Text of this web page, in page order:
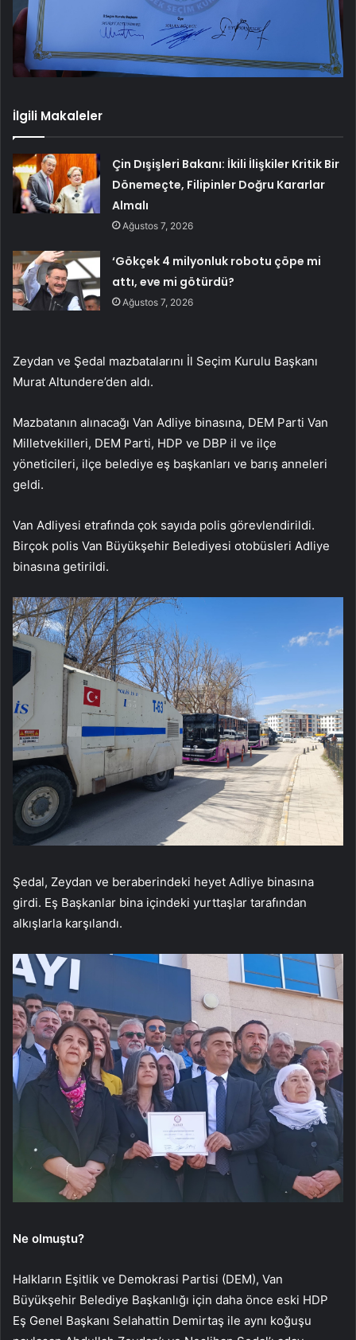
İlgili Makaleler
Çin Dışişleri Bakanı: İkili İlişkiler Kritik Bir
Dönemeçte, Filipinler Doğru Kararlar
Almalı
Ağustos 7, 2026
‘Gökçek 4 milyonluk robotu çöpe mi
attı, eve mi götürdü?
Ağustos 7, 2026
Zeydan ve Şedal mazbatalarını İl Seçim Kurulu Başkanı
Murat Altundere’den aldı.
Mazbatanın alınacağı Van Adliye binasına, DEM Parti Van
Milletvekilleri, DEM Parti, HDP ve DBP il ve ilçe
yöneticileri, ilçe belediye eş başkanları ve barış anneleri
geldi.
Van Adliyesi etrafında çok sayıda polis görevlendirildi.
Birçok polis Van Büyükşehir Belediyesi otobüsleri Adliye
binasına getirildi.
Şedal, Zeydan ve beraberindeki heyet Adliye binasına
girdi. Eş Başkanlar bina içindeki yurttaşlar tarafından
alkışlarla karşılandı.
Ne olmuştu?
Halkların Eşitlik ve Demokrasi Partisi (DEM), Van
Büyükşehir Belediye Başkanlığı için daha önce eski HDP
Eş Genel Başkanı Selahattin Demirtaş ile aynı koğuşu